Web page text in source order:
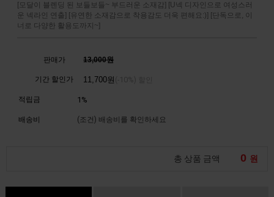
[모달이 블렌딩 된 보들보들~ 부드러운 소재감] [U넥 디자인으로 여성스러
운 넥라인 연출] [유연한 소재감으로 착용감도 더욱 편해요:)] [단독으로, 이
너로 다양한 활용도까지~]
판매가 13,000원
기간 할인가 11,700원
적립금 1%
배송비 (조건) 배송비를 확인하세요
총 상품 금액 0 원